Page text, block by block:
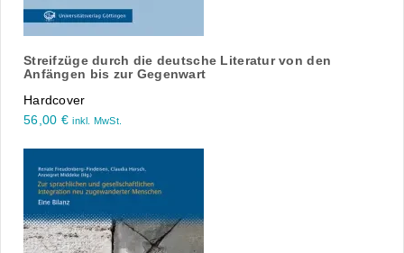
Streifzüge durch die deutsche Literatur von den
Anfängen bis zur Gegenwart
Hardcover
56,00 € inkl. MwSt.